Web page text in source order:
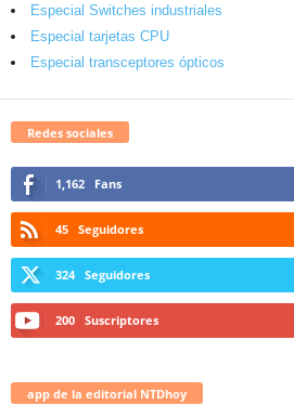
Especial Switches industriales
Especial tarjetas CPU
Especial transceptores ópticos
Redes sociales
1,162 Fans
45 Seguidores
324 Seguidores
200 Suscriptores
app de la editorial NTDhoy